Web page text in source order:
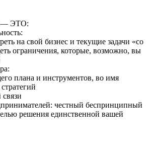
— ЭТО:
на свой бизнес и текущие задачи «со
ограничения, которые, возможно, вы
плана и инструментов, во имя
честный беспринципный
решения единственной вашей